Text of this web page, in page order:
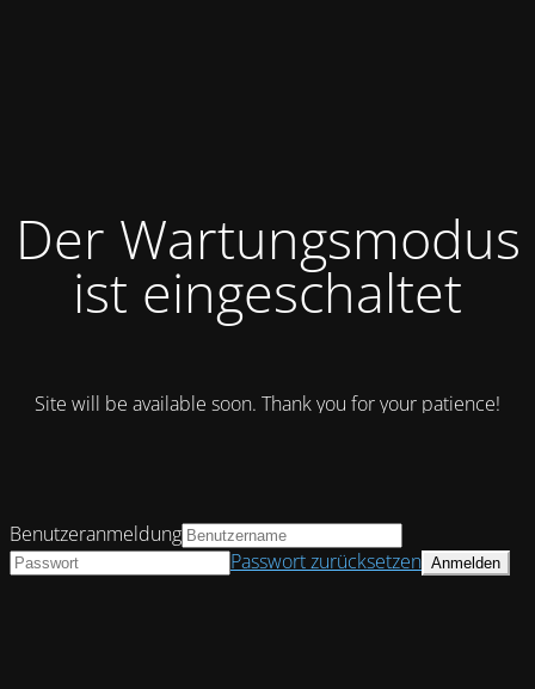
Der Wartungsmodus
ist eingeschaltet
Site will be available soon. Thank you for your patience!
Benutzeranmeldung
Passwort zurücksetzen